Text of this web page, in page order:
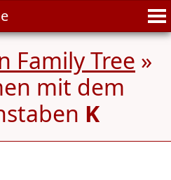
Family Tree »
mit dem
K